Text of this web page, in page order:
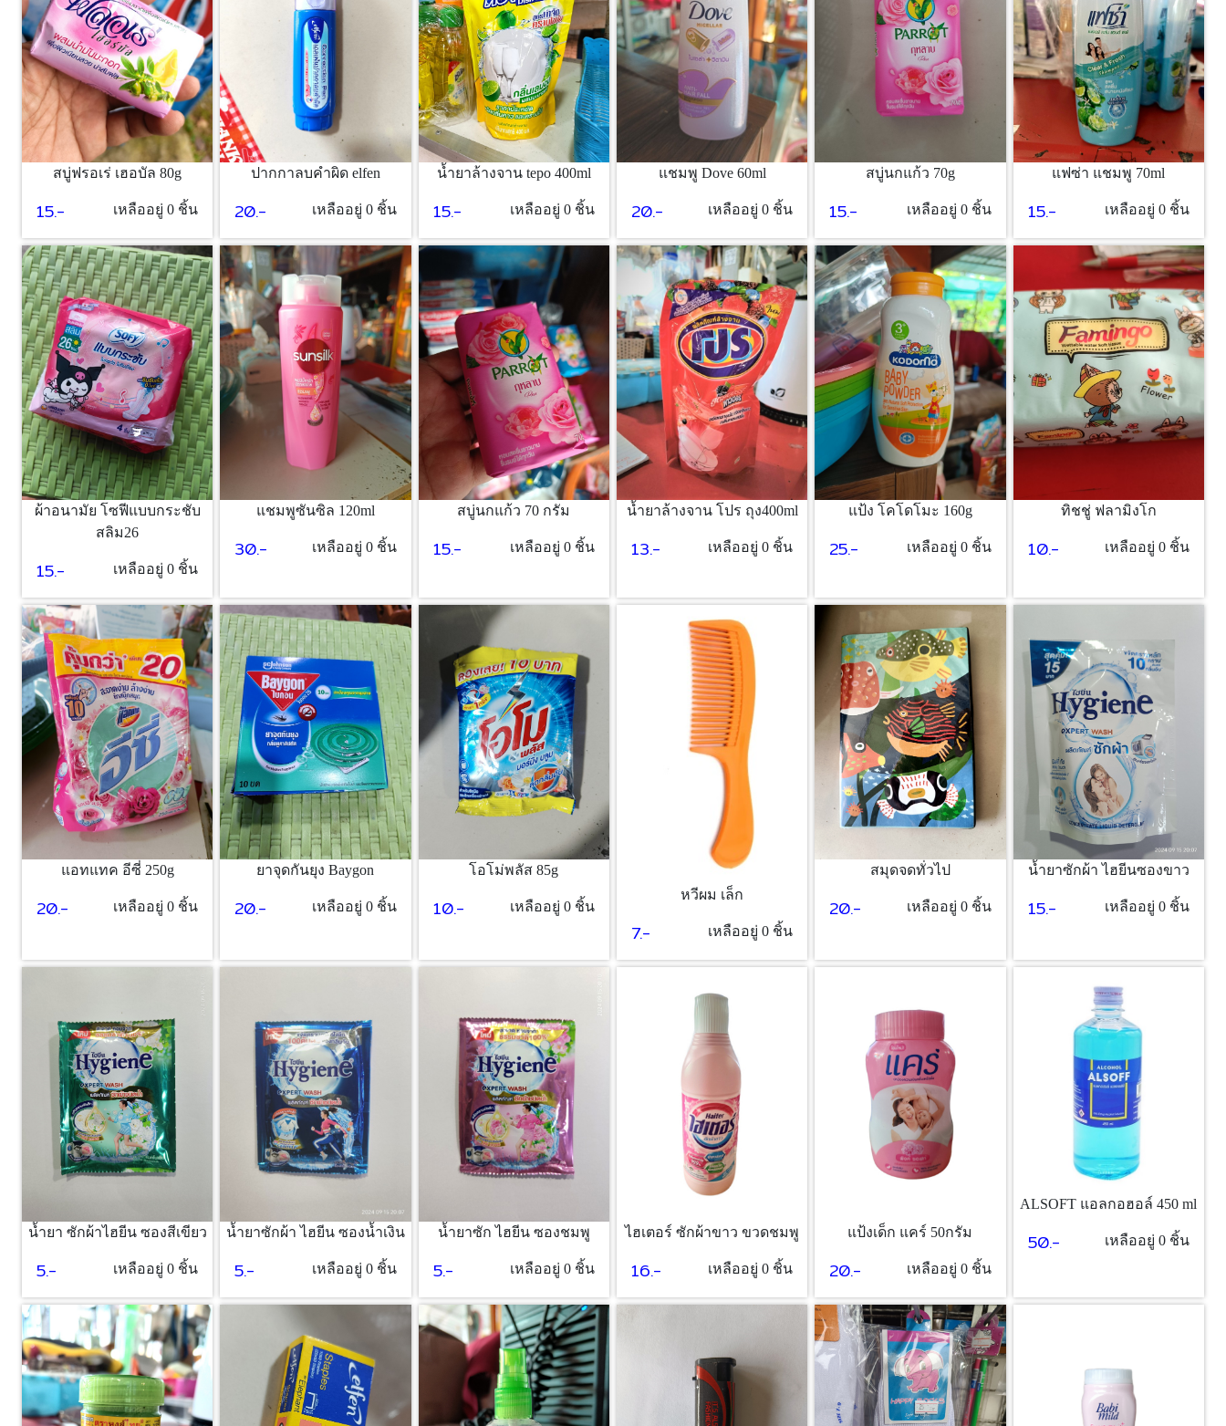
สบู่ฟรอเร่ เฮอบัล 80g
15.- เหลืออยู่ 0 ชิ้น
ปากกาลบคำผิด elfen
20.- เหลืออยู่ 0 ชิ้น
น้ำยาล้างจาน tepo 400ml
15.- เหลืออยู่ 0 ชิ้น
แชมพู Dove 60ml
20.- เหลืออยู่ 0 ชิ้น
สบู่นกแก้ว 70g
15.- เหลืออยู่ 0 ชิ้น
แฟซ่า แชมพู 70ml
15.- เหลืออยู่ 0 ชิ้น
ผ้าอนามัย โซฟีแบบกระชับ
สลิม26
15.- เหลืออยู่ 0 ชิ้น
แชมพูซันซิล 120ml
30.- เหลืออยู่ 0 ชิ้น
สบู่นกแก้ว 70 กรัม
15.- เหลืออยู่ 0 ชิ้น
น้ำยาล้างจาน โปร ถุง400ml
13.- เหลืออยู่ 0 ชิ้น
แป้ง โคโดโมะ 160g
25.- เหลืออยู่ 0 ชิ้น
ทิชชู่ ฟลามิงโก
10.- เหลืออยู่ 0 ชิ้น
แอทแทค อีซี่ 250g
20.- เหลืออยู่ 0 ชิ้น
ยาจุดกันยุง Baygon
20.- เหลืออยู่ 0 ชิ้น
โอโม่พลัส 85g
10.- เหลืออยู่ 0 ชิ้น
หวีผม เล็ก
7.- เหลืออยู่ 0 ชิ้น
สมุดจดทั่วไป
20.- เหลืออยู่ 0 ชิ้น
น้ำยาซักผ้า ไฮยีนซองขาว
15.- เหลืออยู่ 0 ชิ้น
น้ำยา ซักผ้าไฮยีน ซองสีเขียว
5.- เหลืออยู่ 0 ชิ้น
น้ำยาซักผ้า ไฮยีน ซองน้ำเงิน
5.- เหลืออยู่ 0 ชิ้น
น้ำยาซัก ไฮยีน ซองชมพู
5.- เหลืออยู่ 0 ชิ้น
ไฮเตอร์ ซักผ้าขาว ขวดชมพู
16.- เหลืออยู่ 0 ชิ้น
แป้งเด็ก แคร์ 50กรัม
20.- เหลืออยู่ 0 ชิ้น
ALSOFT แอลกอฮอล์ 450 ml
50.- เหลืออยู่ 0 ชิ้น